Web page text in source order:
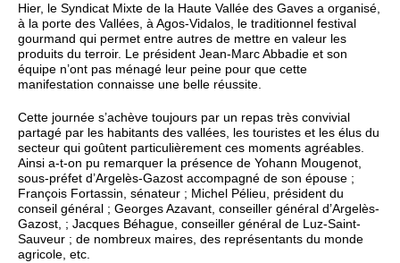
Hier, le Syndicat Mixte de la Haute Vallée des Gaves a organisé,
à la porte des Vallées, à Agos-Vidalos, le traditionnel festival
gourmand qui permet entre autres de mettre en valeur les
produits du terroir. Le président Jean-Marc Abbadie et son
équipe n’ont pas ménagé leur peine pour que cette
manifestation connaisse une belle réussite.
Cette journée s’achève toujours par un repas très convivial
partagé par les habitants des vallées, les touristes et les élus du
secteur qui goûtent particulièrement ces moments agréables.
Ainsi a-t-on pu remarquer la présence de Yohann Mougenot,
sous-préfet d’Argelès-Gazost accompagné de son épouse ;
François Fortassin, sénateur ; Michel Pélieu, président du
conseil général ; Georges Azavant, conseiller général d’Argelès-
Gazost, ; Jacques Béhague, conseiller général de Luz-Saint-
Sauveur ; de nombreux maires, des représentants du monde
agricole, etc.